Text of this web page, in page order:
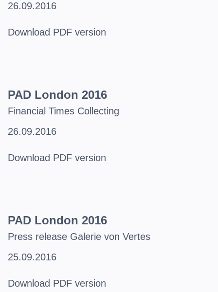
26.09.2016
Download PDF version
PAD London 2016
Financial Times Collecting
26.09.2016
Download PDF version
PAD London 2016
Press release Galerie von Vertes
25.09.2016
Download PDF version